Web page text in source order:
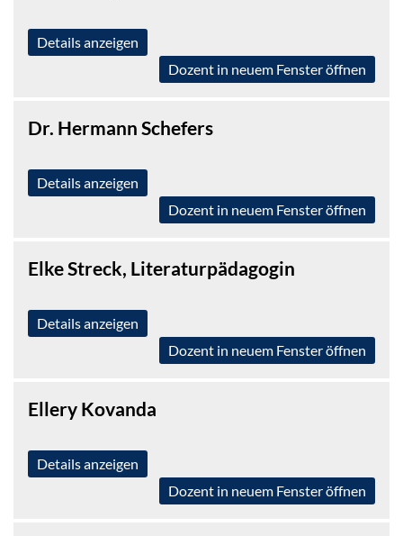
Details anzeigen
Dozent in neuem Fenster öffnen
Dr. Hermann Schefers
Details anzeigen
Dozent in neuem Fenster öffnen
Elke Streck, Literaturpädagogin
Details anzeigen
Dozent in neuem Fenster öffnen
Ellery Kovanda
Details anzeigen
Dozent in neuem Fenster öffnen